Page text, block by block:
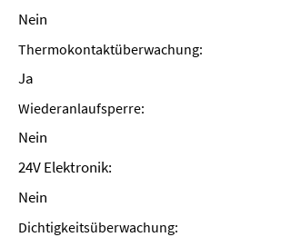
Nein
Thermokontaktüberwachung:
Ja
Wiederanlaufsperre:
Nein
24V Elektronik:
Nein
Dichtigkeitsüberwachung: